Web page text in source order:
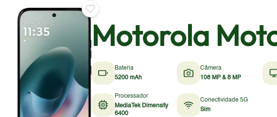
Motorola
Bateria
5200 mAh
Câmera
108 MP & 8 MP
Processador
MediaTek Dimensity
6400
Conectividade 5G
Sim